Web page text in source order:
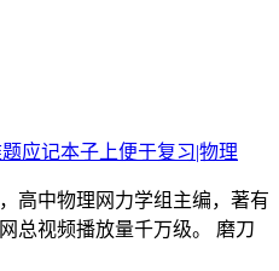
应记本子上便于复习|物理
高中物理网力学组主编，著有
总视频播放量千万级。 磨刀